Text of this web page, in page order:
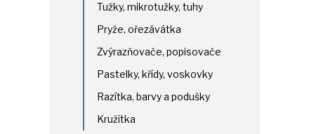
Tužky, mikrotužky, tuhy
Pryže, ořezávátka
Zvýrazňovače, popisovače
Pastelky, křídy, voskovky
Razítka, barvy a podušky
Kružítka